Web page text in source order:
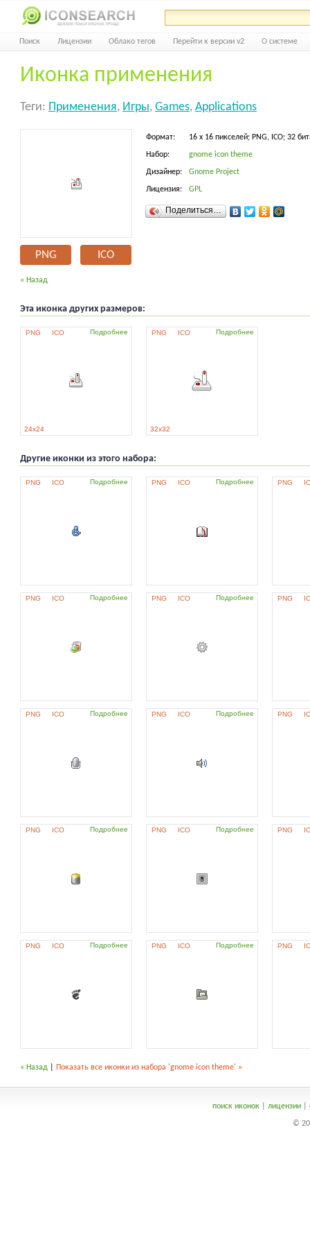
Поиск Лицензии Облако тегов Перейти к версии v2 О системе
Иконка применения
Теги: Применения, Игры, Games, Applications
PNG ICO
Формат: 16 x 16 пикселей; PNG, ICO; 32
Набор: gnome icon theme
Дизайнер: Gnome Project
Лицензия: GPL
Поделиться…
« Назад
Эта иконка других размеров:
PNG ICO Подробнее
24x24
PNG ICO Подробнее
32x32
Другие иконки из этого набора:
PNG ICO Подробнее PNG ICO Подробнее PNG
PNG ICO Подробнее PNG ICO Подробнее PNG
PNG ICO Подробнее PNG ICO Подробнее PNG
PNG ICO Подробнее PNG ICO Подробнее PNG
PNG ICO Подробнее PNG ICO Подробнее PNG
« Назад Показать все иконки из набора 'gnome icon theme' »
поиск иконок| лицензии|
©